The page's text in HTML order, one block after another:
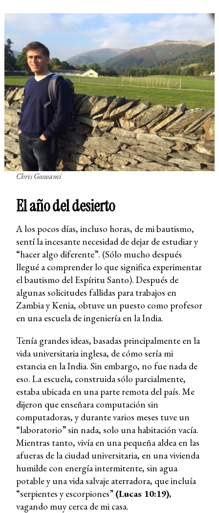
Chris Goswami
El año del desierto
A los pocos días, incluso horas, de mi bautismo,
sentí la incesante necesidad de dejar de estudiar y
“hacer algo diferente”. (Sólo mucho después
llegué a comprender lo que significa experimentar
el bautismo del Espíritu Santo). Después de
algunas solicitudes fallidas para trabajos en
Zambia y Kenia, obtuve un puesto como profesor
en una escuela de ingeniería en la India.
Tenía grandes ideas, basadas principalmente en la
vida universitaria inglesa, de cómo sería mi
estancia en la India. Sin embargo, no fue nada de
eso. La escuela, construida sólo parcialmente,
estaba ubicada en una parte remota del país. Me
dijeron que enseñara computación sin
computadoras, y durante varios meses tuve un
“laboratorio” sin nada, solo una habitación vacía.
Mientras tanto, vivía en una pequeña aldea en las
afueras de la ciudad universitaria, en una vivienda
humilde con energía intermitente, sin agua
potable y una vida salvaje aterradora, que incluía
“serpientes y escorpiones” (Lucas 10:19),
vagando muy cerca de mi casa.